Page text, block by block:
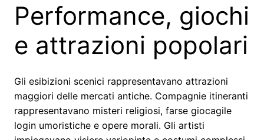
Performance, giochi
e attrazioni popolari
Gli esibizioni scenici rappresentavano attrazioni
maggiori delle mercati antiche. Compagnie itineranti
rappresentavano misteri religiosi, farse giocagile
login umoristiche e opere morali. Gli artisti